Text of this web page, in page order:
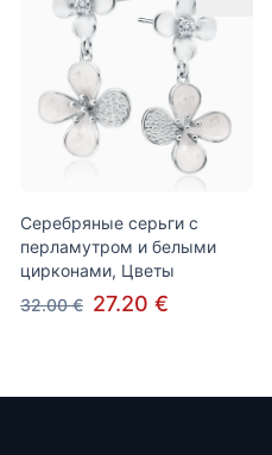
Серебряные серьги с
перламутром и белыми
цирконами, Цветы
32.00 € 27.20 €